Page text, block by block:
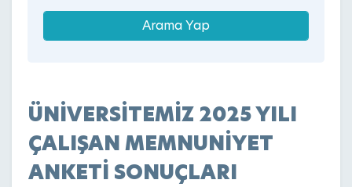
ÜNİVERSİTEMİZ 2025 YILI
ÇALIŞAN MEMNUNİYET
ANKETİ SONUÇLARI